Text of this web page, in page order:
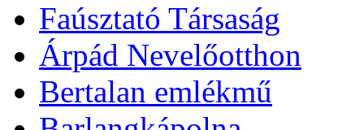
Faúsztató Társaság
Árpád Nevelőotthon
Bertalan emlékmű